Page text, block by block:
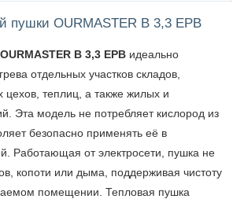
пушки OURMASTER B 3,3 EPB
B 3,3 EPB идеально
отдельных участков складов,
цехов, теплиц, а также жилых и
Эта модель не потребляет кислород из
безопасно применять её в
Работающая от электросети, пушка не
копоти или дыма, поддерживая чистоту
помещении. Тепловая пушка